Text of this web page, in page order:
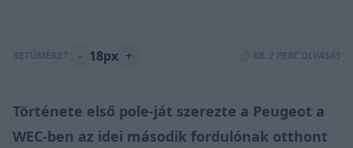
BETŰMÉRET: - 18px + ⏱️ KB. 2 PERC OLVASÁS
Története első pole-ját szerezte a Peugeot a
WEC-ben az idei második fordulónak otthont